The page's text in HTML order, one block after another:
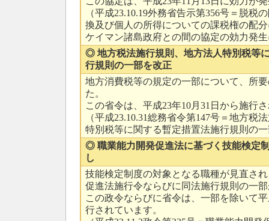
（平成23.10.19外務省告示第356号＝脱税
換及び個人の所得についての課税権の配
ケイマン諸島政府との間の協定の効力発
◎ 地方税法施行規則、地方法人特別税等
行規則の一部を改正
地方消費税等の規定の一部について、所
た。
この省令は、平成23年10月31日から施行
（平成23.10.31総務省令第147号＝地方税
特別税等に関する暫定措置法施行規則の
◎ 職業能力開発促進法に基づく技能検定
し
技能検定制度の対象となる職種が見直さ
促進法施行令ならびに同法施行規則の一
この政令ならびに省令は、一部を除いて
行されています。